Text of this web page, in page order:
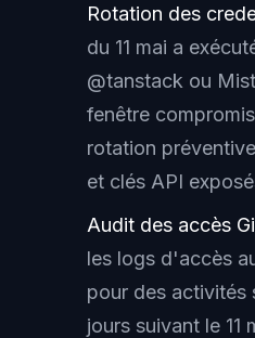
Rotation des
du 11 mai a
@tanstack ou
fenêtre
rotation
et clés API
Audit des accès
les logs d'accès
pour des activités
jours suivant le 11